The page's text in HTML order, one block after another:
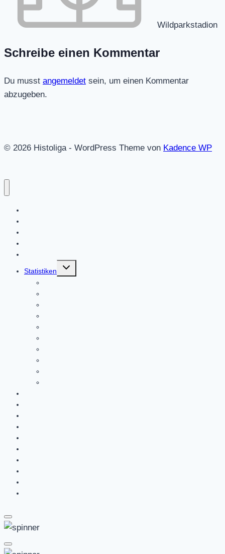
Wildparkstadion
Schreibe einen Kommentar
Du musst angemeldet sein, um einen Kommentar
abzugeben.
© 2026 Histoliga - WordPress Theme von Kadence WP
Statistiken
Untermenü